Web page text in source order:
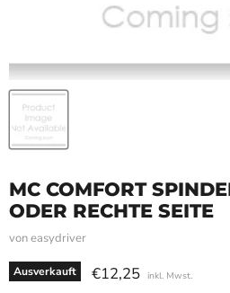
MC COMFORT
ODER RECHTE SEITE
voneasydriver
Ausverkauft Aktueller Preis
€12,25 inkl. Mwst.